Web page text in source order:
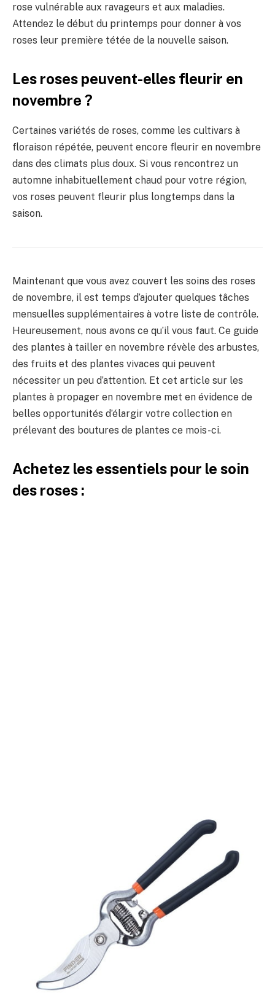
rose vulnérable aux ravageurs et aux maladies.
Attendez le début du printemps pour donner à vos
roses leur première tétée de la nouvelle saison.
Les roses peuvent-elles fleurir en
novembre ?
Certaines variétés de roses, comme les cultivars à
floraison répétée, peuvent encore fleurir en novembre
dans des climats plus doux. Si vous rencontrez un
automne inhabituellement chaud pour votre région,
vos roses peuvent fleurir plus longtemps dans la
saison.
Maintenant que vous avez couvert les soins des roses
de novembre, il est temps d’ajouter quelques tâches
mensuelles supplémentaires à votre liste de contrôle.
Heureusement, nous avons ce qu’il vous faut. Ce guide
des plantes à tailler en novembre révèle des arbustes,
des fruits et des plantes vivaces qui peuvent
nécessiter un peu d’attention. Et cet article sur les
plantes à propager en novembre met en évidence de
belles opportunités d’élargir votre collection en
prélevant des boutures de plantes ce mois-ci.
Achetez les essentiels pour le soin
des roses :